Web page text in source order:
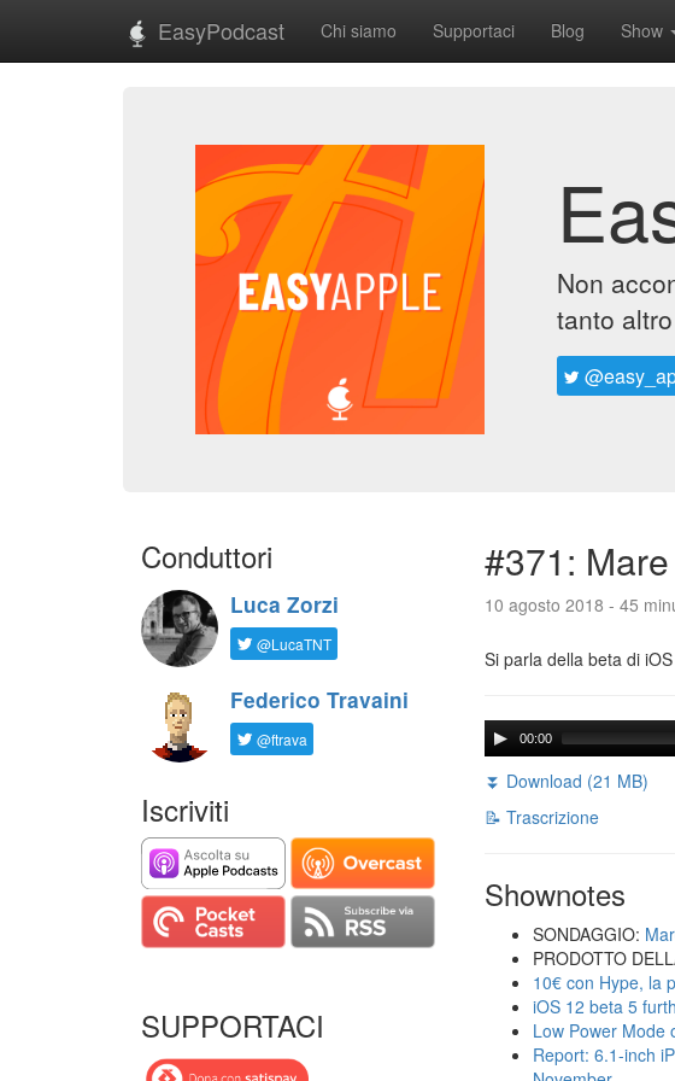
EasyPodcast Chi siamo Supportaci Blog Show
Non
tanto
Conduttori
Luca Zorzi
@LucaTNT
Federico Travaini
@ftrava
Iscriviti
SUPPORTACI
#371:
10 agosto 2018 - 45
Si parla della beta di
00:00
⏬ Download (21 MB)
📝 Trascrizione
Shownotes
SONDAGGIO:
PRODOTTO
10€ con Hype, la
iOS 12 beta 5
Low Power Mode
Report: 6.1-inch